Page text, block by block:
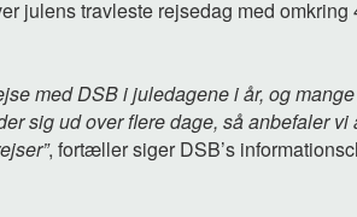
julens travleste rejsedag med omkring
med DSB i juledagene i år, og
sig ud over flere dage, så anbefaler vi
, fortæller siger DSB’s